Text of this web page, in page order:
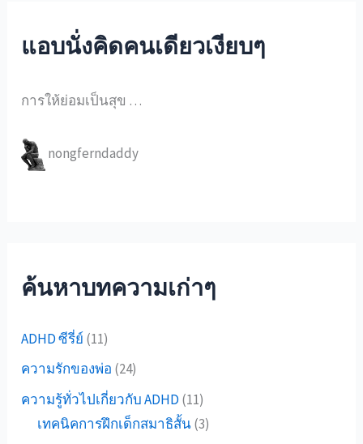
แอบนั่งคิดคนเดียวเงียบๆ
การให้ย่อมเป็นสุข …
nongferndaddy
ค้นหาบทความเก่าๆ
ADHD ซีรี่ย์ (11)
ความรักของพ่อ (24)
ความรู้ทั่วไปเกี่ยวกับ ADHD (11)
เทคนิคการฝึกเด็กสมาธิสั้น(3)